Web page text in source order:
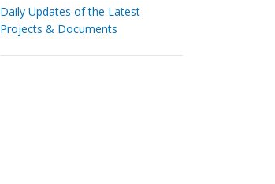
Daily Updates of the Latest
Projects & Documents